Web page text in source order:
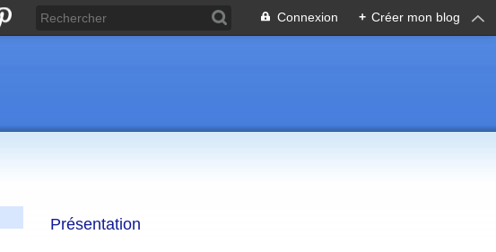
Connexion + Créer mon blog
Présentation